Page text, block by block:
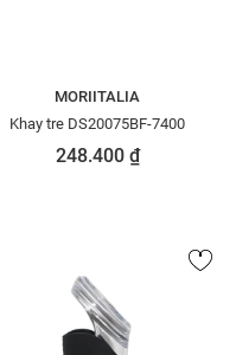
MORIITALIA
Khay tre DS20075BF-7400
248.400 ₫